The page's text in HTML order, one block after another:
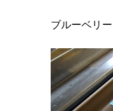
ブルーベリ